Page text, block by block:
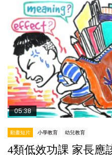
05:38
動畫短片 小學教育 幼兒教育
4類低效功課 家長應